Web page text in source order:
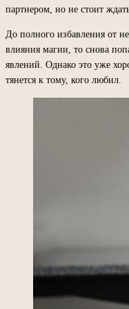
партнером, но не стоит
До полного избавления от
влияния магии, то снова
явлений. Однако это уже
тянется к тому, кого любил.